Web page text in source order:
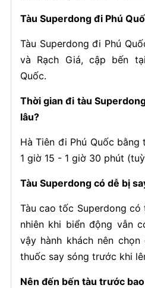
Tàu Superdong đi Phú
Tàu Superdong đi Phú
và Rạch Giá, cập bến
Quốc.
Thời gian đi tàu
lâu?
Hà Tiên đi Phú Quốc bằng
1 giờ 15 - 1 giờ 30 phút
Tàu Superdong có dễ bị
Tàu cao tốc Superdong
nhiên khi biển động vẫn
vậy hành khách nên
thuốc say sóng trước khi
Nên đến bến tàu trước